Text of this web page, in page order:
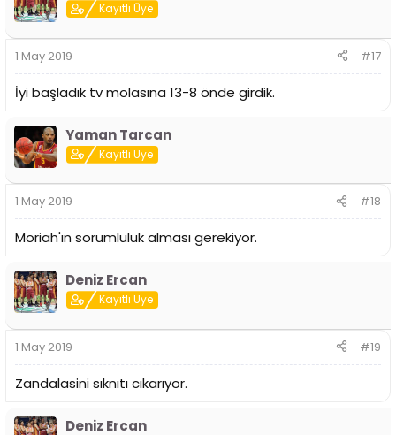
Kayıtlı Üye
1 May 2019 #17
İyi başladık tv molasına 13-8 önde girdik.
Yaman Tarcan
Kayıtlı Üye
1 May 2019 #18
Moriah'ın sorumluluk alması gerekiyor.
Deniz Ercan
Kayıtlı Üye
1 May 2019 #19
Zandalasini sıknıtı cıkarıyor.
Deniz Ercan